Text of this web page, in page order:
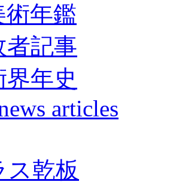
術年鑑
者記事
界年史
articles
ス乾板